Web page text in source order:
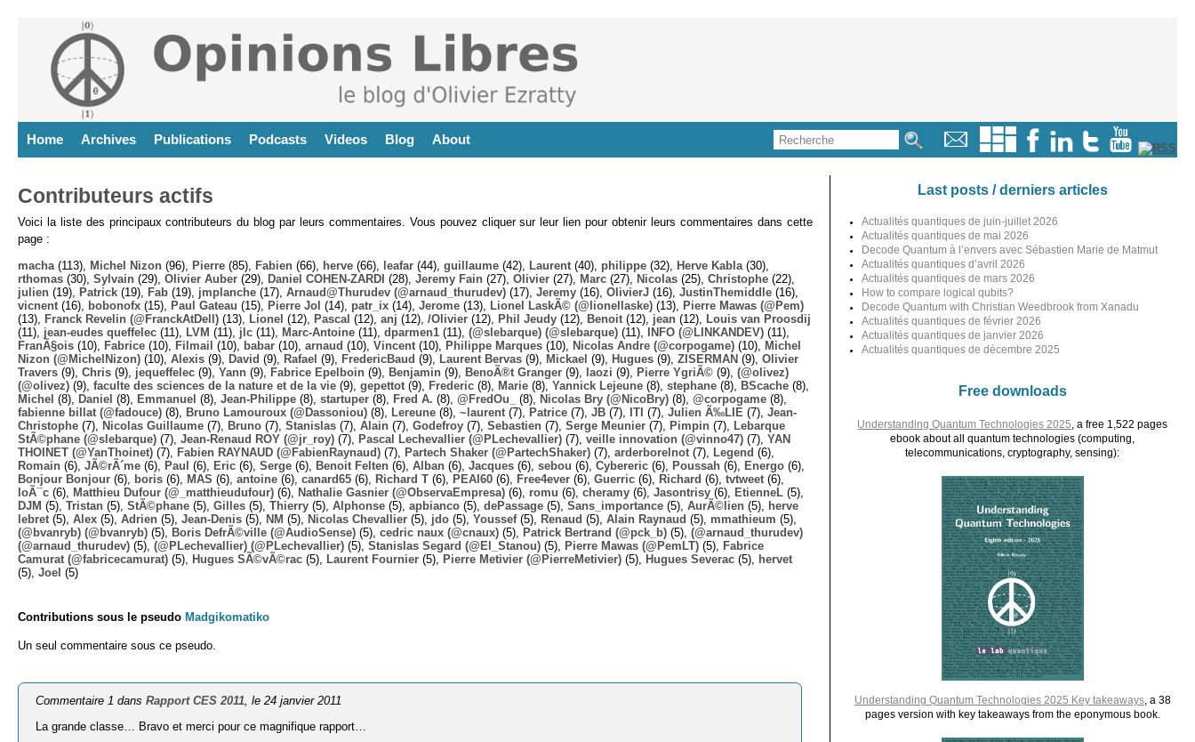
Home Archives Publications Podcasts Videos Blog About
Contributeurs actifs
Voici la liste des principaux contributeurs du blog par leurs commentaires. Vous pouvez cliquer sur leur lien pour obtenir leurs commentaires dans cette
page :
macha (113), Michel Nizon (96), Pierre (85), Fabien (66), herve (66), leafar (44), guillaume (42), Laurent (40), philippe (32), Herve Kabla (30),
rthomas (30), Sylvain (29), Olivier Auber (29), Daniel COHEN-ZARDI (28), Jeremy Fain (27), Olivier (27), Marc (27), Nicolas (25), Christophe (22),
julien (19), Patrick (19), Fab (19), jmplanche (17), Arnaud@Thurudev (@arnaud_thurudev) (17), Jeremy (16), OlivierJ (16), JustinThemiddle (16),
vicnent (16), bobonofx (15), Paul Gateau (15), Pierre Jol (14), patr_ix (14), Jerome (13), Lionel LaskÃ© (@lionellaske) (13),
Pierre Mawas (@Pem)
(13),
Franck Revelin (@FranckAtDell) (13), Lionel (12), Pascal (12), anj (12), /Olivier (12), Phil Jeudy (12), Benoit (12), jean (12),
Louis van Proosdij
(11), jean-eudes queffelec (11), LVM (11), jlc (11), Marc-Antoine (11), dparmen1 (11), (@slebarque) (@slebarque) (11), INFO (@LINKANDEV) (11),
FranÃ§ois (10), Fabrice (10), Filmail (10), babar (10), arnaud (10), Vincent (10), Philippe Marques (10), Nicolas Andre (@corpogame) (10),
Michel
Nizon (@MichelNizon) (10), Alexis (9), David (9), Rafael (9), FredericBaud (9), Laurent Bervas (9), Mickael (9), Hugues (9), ZISERMAN (9), Olivier
Travers (9), Chris (9), jequeffelec (9), Yann (9), Fabrice Epelboin (9), Benjamin (9), BenoÃ®t Granger (9), laozi (9), Pierre YgriÃ© (9), (@olivez)
(@olivez) (9), faculte des sciences de la nature et de la vie (9), gepettot (9), Frederic (8), Marie (8), Yannick Lejeune (8), stephane (8), BScache (8),
Michel (8), Daniel (8), Emmanuel (8), Jean-Philippe (8), startuper (8), Fred A. (8), @FredOu_ (8), Nicolas Bry (@NicoBry) (8), @corpogame (8),
fabienne billat (@fadouce) (8), Bruno Lamouroux (@Dassoniou) (8), Lereune (8), ~laurent (7), Patrice (7), JB (7), ITI (7), Julien Ã‰LIE (7), Jean-
Christophe (7), Nicolas Guillaume (7), Bruno (7), Stanislas (7), Alain (7), Godefroy (7), Sebastien (7), Serge Meunier (7), Pimpin (7),
Lebarque
StÃ©phane (@slebarque) (7), Jean-Renaud ROY (@jr_roy) (7), Pascal Lechevallier (@PLechevallier) (7), veille innovation (@vinno47) (7), YAN
THOINET (@YanThoinet) (7), Fabien RAYNAUD (@FabienRaynaud) (7), Partech Shaker (@PartechShaker) (7), arderborelnot (7), Legend (6),
Romain (6), JÃ©rÃ´me (6), Paul (6), Eric (6), Serge (6), Benoit Felten (6), Alban (6), Jacques (6), sebou (6), Cybereric (6), Poussah (6), Energo (6),
Bonjour Bonjour (6), boris (6), MAS (6), antoine (6), canard65 (6), Richard T (6), PEAI60 (6), Free4ever (6), Guerric (6), Richard (6), tvtweet (6),
loÃ¯c (6), Matthieu Dufour (@_matthieudufour) (6), Nathalie Gasnier (@ObservaEmpresa) (6), romu (6), cheramy (6), Jasontrisy (6), EtienneL (5),
DJM (5), Tristan (5), StÃ©phane (5), Gilles (5), Thierry (5), Alphonse (5), apbianco (5), dePassage (5), Sans_importance (5), AurÃ©lien (5),
herve
lebret (5), Alex (5), Adrien (5), Jean-Denis (5), NM (5), Nicolas Chevallier (5), jdo (5), Youssef(5), Renaud (5), Alain Raynaud (5), mmathieum (5),
(@bvanryb) (@bvanryb) (5), Boris DefrÃ©ville (@AudioSense) (5), cedric naux (@cnaux) (5), Patrick Bertrand (@pck_b) (5), (@arnaud_thurudev)
(@arnaud_thurudev) (5), (@PLechevallier) (@PLechevallier) (5), Stanislas Segard (@El_Stanou) (5), Pierre Mawas (@PemLT) (5),
Fabrice
Camurat (@fabricecamurat) (5), Hugues SÃ©vÃ©rac (5), Laurent Fournier (5), Pierre Metivier (@PierreMetivier) (5), Hugues Severac (5),
hervet
(5), Joel (5)
Contributions sous le pseudo Madgikomatiko
Un seul commentaire sous ce pseudo.
Commentaire 1 dansRapport CES 2011 , le 24 janvier 2011
La grande classe… Bravo et merci pour ce magnifique rapport…
Last posts / derniers articles
Actualités quantiques de juin-juillet 2026
Actualités quantiques de mai 2026
Decode Quantum à l’envers avec Sébastien Marie de Matmut
Actualités quantiques d’avril 2026
Actualités quantiques de mars 2026
How to compare logical qubits?
Decode Quantum with Christian Weedbrook from Xanadu
Actualités quantiques de février 2026
Actualités quantiques de janvier 2026
Actualités quantiques de décembre 2025
Free downloads
Understanding Quantum Technologies 2025 , a free 1,522 pages
ebook about all quantum technologies (computing,
telecommunications, cryptography, sensing):
Understanding Quantum Technologies 2025 Key takeaways, a 38
pages version with key takeaways from the eponymous book.